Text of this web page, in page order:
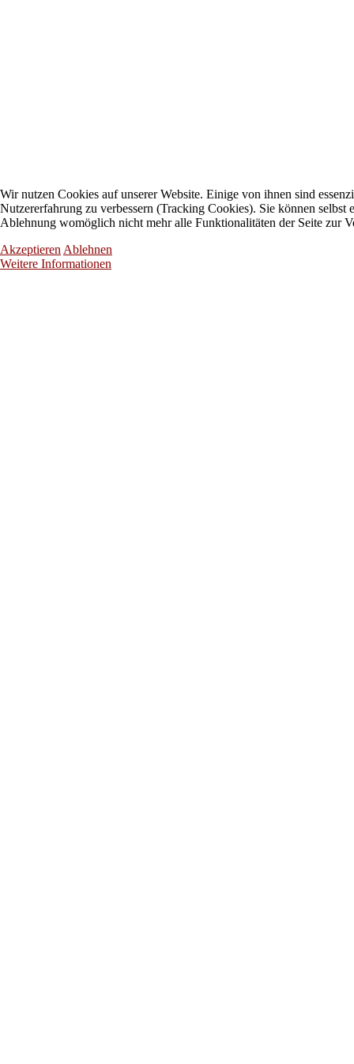
Wir nutzen Cookies auf unserer Website. Einige von ihnen sind
Nutzererfahrung zu verbessern (Tracking Cookies). Sie können selbst
Ablehnung womöglich nicht mehr alle Funktionalitäten der Seite zur
Akzeptieren Ablehnen
Weitere Informationen